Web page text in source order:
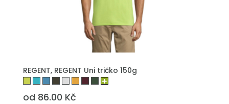
REGENT, REGENT Uni tričko 150g
od 86.00 Kč